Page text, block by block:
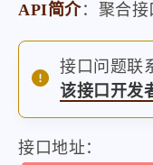
API简介：聚合
接口问题联
该接口开发
接口地址：